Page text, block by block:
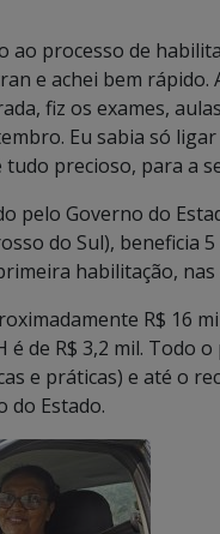
ao processo de
e achei bem rápido.
fiz os exames,
Eu sabia só
precioso, para a
pelo Governo do
do Sul), beneficia
habilitação, nas
R$ 16
é de R$ 3,2 mil. Todo
e práticas) e até o
do Estado.